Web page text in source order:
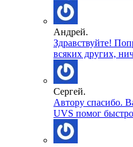
Андрей.
Здравствуйте!
всяких других,
Сергей.
Автору спасибо.
UVS помог